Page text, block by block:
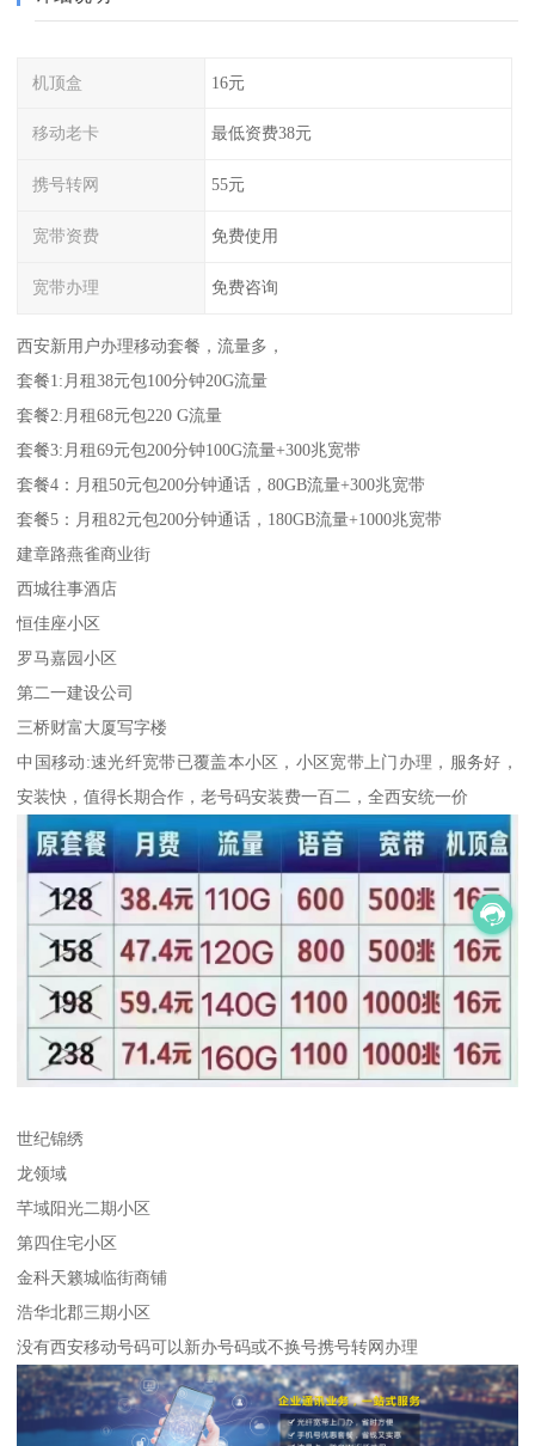
机顶盒 16元
移动老卡 最低资费38元
携号转网 55元
宽带资费 免费使用
宽带办理 免费咨询
西安新用户办理移动套餐，流量多，
套餐1:月租38元包100分钟20G流量
套餐2:月租68元包220 G流量
套餐3:月租69元包200分钟100G流量+300兆宽带
套餐4：月租50元包200分钟通话，80GB流量+300兆宽带
套餐5：月租82元包200分钟通话，180GB流量+1000兆宽带
建章路燕雀商业街
西城往事酒店
恒佳座小区
罗马嘉园小区
第二一建设公司
三桥财富大厦写字楼
中国移动:速光纤宽带已覆盖本小区，小区宽带上门办理，服务好，
安装快，值得长期合作，老号码安装费一百二，全西安统一价
世纪锦绣
龙领域
芊域阳光二期小区
第四住宅小区
金科天籁城临街商铺
浩华北郡三期小区
没有西安移动号码可以新办号码或不换号携号转网办理